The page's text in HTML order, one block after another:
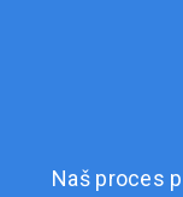
Naš proces